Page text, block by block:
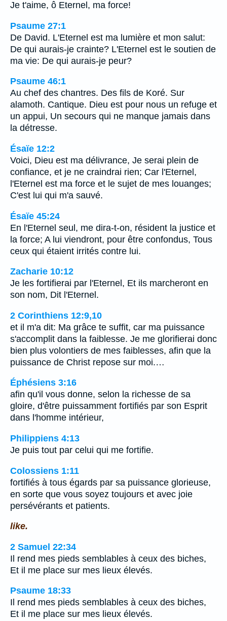
Je t'aime, ô Eternel, ma force!
Psaume 27:1
De David. L'Eternel est ma lumière et mon salut:
De qui aurais-je crainte? L'Eternel est le soutien de
ma vie: De qui aurais-je peur?
Psaume 46:1
Au chef des chantres. Des fils de Koré. Sur
alamoth. Cantique. Dieu est pour nous un refuge et
un appui, Un secours qui ne manque jamais dans
la détresse.
Ésaïe 12:2
Voici, Dieu est ma délivrance, Je serai plein de
confiance, et je ne craindrai rien; Car l'Eternel,
l'Eternel est ma force et le sujet de mes louanges;
C'est lui qui m'a sauvé.
Ésaïe 45:24
En l'Eternel seul, me dira-t-on, résident la justice et
la force; A lui viendront, pour être confondus, Tous
ceux qui étaient irrités contre lui.
Zacharie 10:12
Je les fortifierai par l'Eternel, Et ils marcheront en
son nom, Dit l'Eternel.
2 Corinthiens 12:9,10
et il m'a dit: Ma grâce te suffit, car ma puissance
s'accomplit dans la faiblesse. Je me glorifierai donc
bien plus volontiers de mes faiblesses, afin que la
puissance de Christ repose sur moi.…
Éphésiens 3:16
afin qu'il vous donne, selon la richesse de sa
gloire, d'être puissamment fortifiés par son Esprit
dans l'homme intérieur,
Philippiens 4:13
Je puis tout par celui qui me fortifie.
Colossiens 1:11
fortifiés à tous égards par sa puissance glorieuse,
en sorte que vous soyez toujours et avec joie
persévérants et patients.
like.
2 Samuel 22:34
Il rend mes pieds semblables à ceux des biches,
Et il me place sur mes lieux élevés.
Psaume 18:33
Il rend mes pieds semblables à ceux des biches,
Et il me place sur mes lieux élevés.